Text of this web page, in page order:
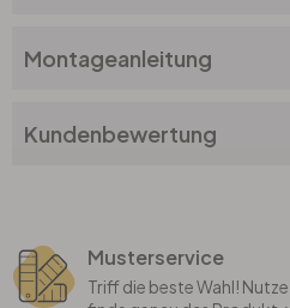
Montageanleitung
Kundenbewertung
Musterservice
Triff die beste Wahl!